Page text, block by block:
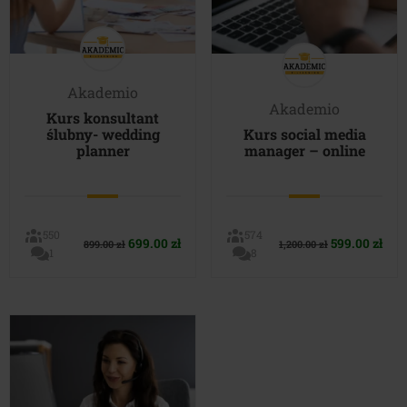
Akademio
Kurs konsultant
ślubny- wedding
planner
550
1
899.00zł Pierwotna
699.00 złAktualna
Akademio
Kurs social media
manager – online
574
8
1,200.00zł Pierwotna
599.00 zł